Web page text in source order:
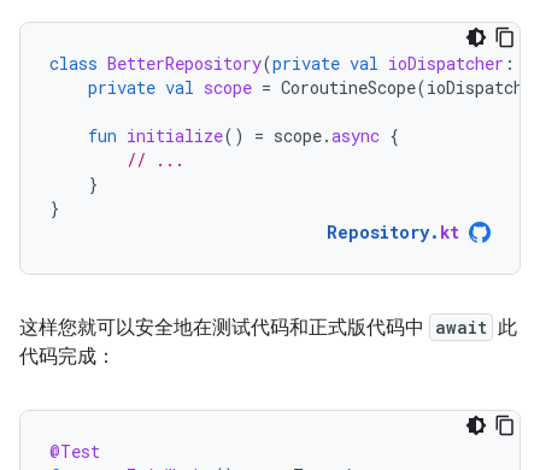
class BetterRepository(private val ioDispatcher :
private val scope = CoroutineScope(
fun initialize() = scope.async {
// ...
}
}
Repository. kt
这样您就可以安全地在测试代码和正式版代码中 await 此
代码完成：
@Test